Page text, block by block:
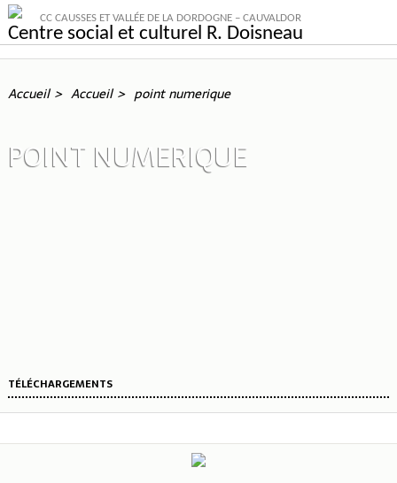
CC CAUSSES ET VALLÉE DE LA DORDOGNE – CAUVALDOR
Centre social et culturel R. Doisneau
Accueil Accueil point numerique
POINT NUMERIQUE
TÉLÉCHARGEMENTS